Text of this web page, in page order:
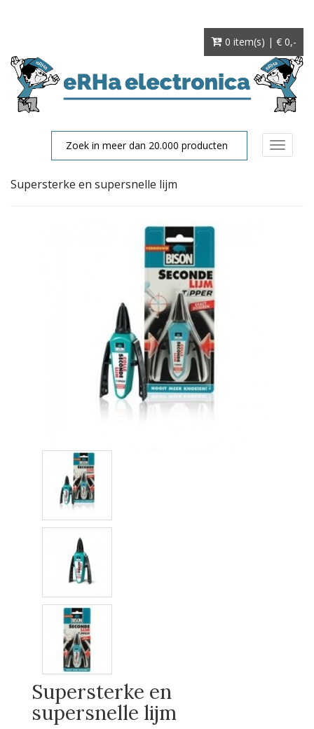
0 item(s) | € 0,-
Toggle
Supersterke en supersnelle lijm
Supersterke en
supersnelle lijm